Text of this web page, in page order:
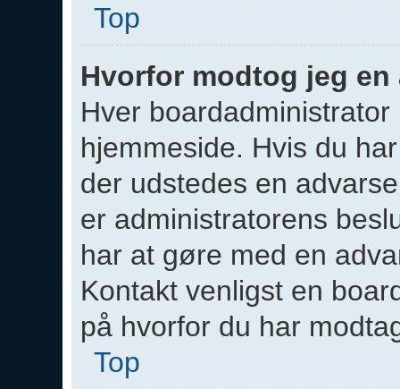
Top
Hvorfor modtog jeg en
Hver
hjemmeside. Hvis du
der udstedes en
er administratorens
har at gøre med en
Kontakt venligst en
på hvorfor du har
Top